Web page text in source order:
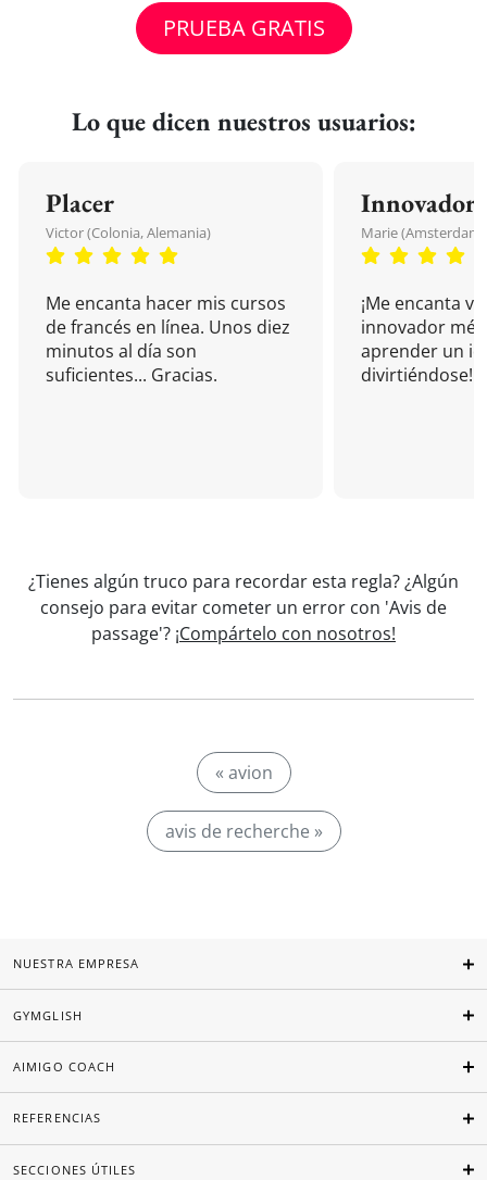
PRUEBA GRATIS
Lo que dicen nuestros usuarios:
Placer
Victor (Colonia, Alemania)
Me encanta hacer mis cursos
de francés en línea. Unos diez
minutos al día son
suficientes... Gracias.
Innovador
Marie (Amsterdam,
¡Me encanta
innovador
aprender un
divirtiéndose!
¿Tienes algún truco para recordar esta regla? ¿Algún
consejo para evitar cometer un error con 'Avis de
passage'? ¡Compártelo con nosotros!
« avion
avis de recherche »
NUESTRA EMPRESA
GYMGLISH
AIMIGO COACH
REFERENCIAS
SECCIONES ÚTILES